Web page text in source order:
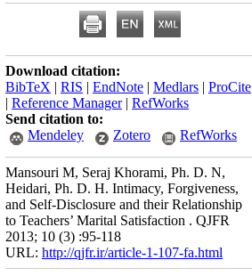
Download citation:
BibTeX | RIS | EndNote | Medlars | ProCite
| Reference Manager| RefWorks
Send citation to:
Mendeley
Zotero RefWorks
Mansouri M, Seraj Khorami, Ph. D. N,
Heidari, Ph. D. H. Intimacy, Forgiveness,
and Self-Disclosure and their Relationship
to Teachers’ Marital Satisfaction . QJFR
2013; 10 (3) :95-118
URL: http://qjfr.ir/article-1-107-fa.html